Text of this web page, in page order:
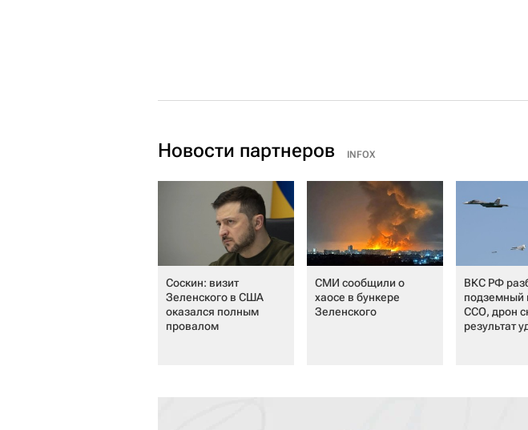
Новости партнеров INFOX
Соскин: визит
Зеленского в США
оказался полным
провалом
СМИ сообщили о
хаосе в бункере
Зеленского
ВКС РФ
подземный
ССО, дрон
результат